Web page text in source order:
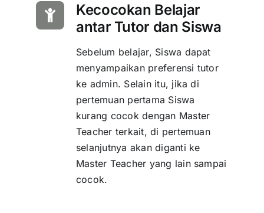
Kecocokan Belajar
antar Tutor dan Siswa
Sebelum belajar, Siswa dapat
menyampaikan preferensi tutor
ke admin. Selain itu, jika di
pertemuan pertama Siswa
kurang cocok dengan Master
Teacher terkait, di pertemuan
selanjutnya akan diganti ke
Master Teacher yang lain sampai
cocok.